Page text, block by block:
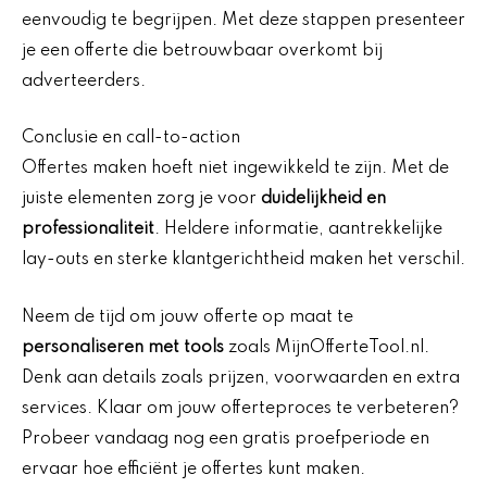
eenvoudig te begrijpen. Met deze stappen presenteer
je een offerte die betrouwbaar overkomt bij
adverteerders.
Conclusie en call-to-action
Offertes maken hoeft niet ingewikkeld te zijn. Met de
juiste elementen zorg je voor duidelijkheid en
professionaliteit. Heldere informatie, aantrekkelijke
lay-outs en sterke klantgerichtheid maken het verschil.
Neem de tijd om jouw offerte op maat te
personaliseren met tools zoals MijnOfferteTool.nl.
Denk aan details zoals prijzen, voorwaarden en extra
services. Klaar om jouw offerteproces te verbeteren?
Probeer vandaag nog een gratis proefperiode en
ervaar hoe efficiënt je offertes kunt maken.